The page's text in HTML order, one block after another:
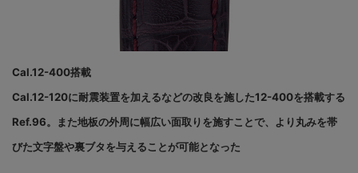
Cal.12-400搭載
Cal.12-120に耐震装置を加えるなどの改良を施した12-400を搭載する
Ref.96。また地板の外周に幅広い面取りを施すことで、より丸みを帯
びた文字盤や裏ブタを与えることが可能となった